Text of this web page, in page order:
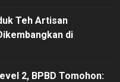
Teh Artisan
di
2, BPBD Tomohon: